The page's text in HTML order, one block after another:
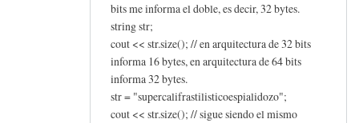
bits me informa el doble, es decir, 32 bytes.
string str;
cout << str.size(); // en arquitectura de 32 bits
informa 16 bytes, en arquitectura de 64 bits
informa 32 bytes.
str = "supercalifrastilisticoespialidozo";
cout << str.size(); // sigue siendo el mismo